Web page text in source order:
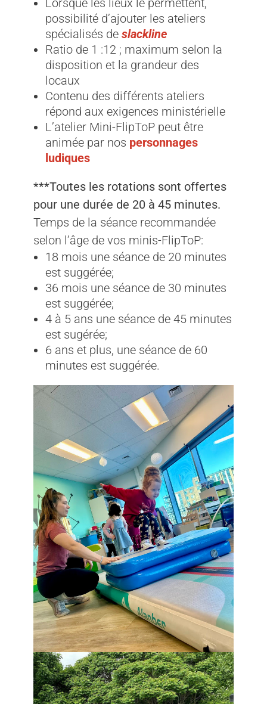
Lorsque les lieux le permettent,
possibilité d’ajouter les ateliers
spécialisés de slackline
Ratio de 1 :12 ; maximum selon la
disposition et la grandeur des
locaux
Contenu des différents ateliers
répond aux exigences ministérielle
L’atelier Mini-FlipToP peut être
animée par nos personnages
ludiques
***Toutes les rotations sont offertes
pour une durée de 20 à 45 minutes.
Temps de la séance recommandée
selon l’âge de vos minis-FlipToP:
18 mois une séance de 20 minutes
est suggérée;
36 mois une séance de 30 minutes
est suggérée;
4 à 5 ans une séance de 45 minutes
est sugérée;
6 ans et plus, une séance de 60
minutes est suggérée.